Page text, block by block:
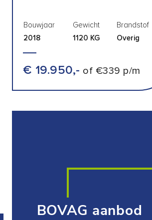
Bouwjaar
2018
Gewicht
1120 KG
Brandstof
Overig
€ 19.950,- of €339 p/m
BOVAG aanbod